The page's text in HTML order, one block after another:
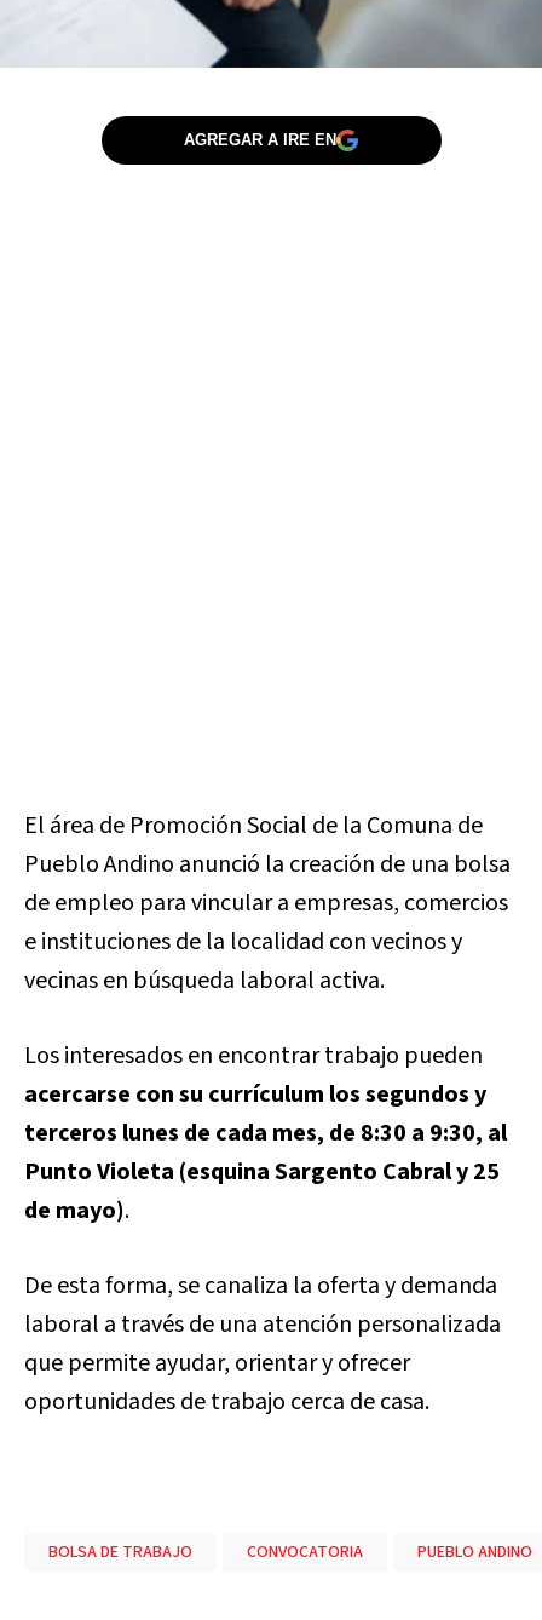
AGREGAR A IRE EN
El área de Promoción Social de la Comuna de
Pueblo Andino anunció la creación de una bolsa
de empleo para vincular a empresas, comercios
e instituciones de la localidad con vecinos y
vecinas en búsqueda laboral activa.
Los interesados en encontrar trabajo pueden
acercarse con su currículum los segundos y
terceros lunes de cada mes, de 8:30 a 9:30, al
Punto Violeta (esquina Sargento Cabral y 25
de mayo).
De esta forma, se canaliza la oferta y demanda
laboral a través de una atención personalizada
que permite ayudar, orientar y ofrecer
oportunidades de trabajo cerca de casa.
BOLSA DE TRABAJO CONVOCATORIA PUEBLO ANDINO